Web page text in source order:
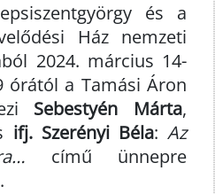
és a
Ház nemzeti
2024. március 14-
órától a Tamási Áron
Sebestyén Márta,
ifj. Szerényi Béla:Az
című ünnepre